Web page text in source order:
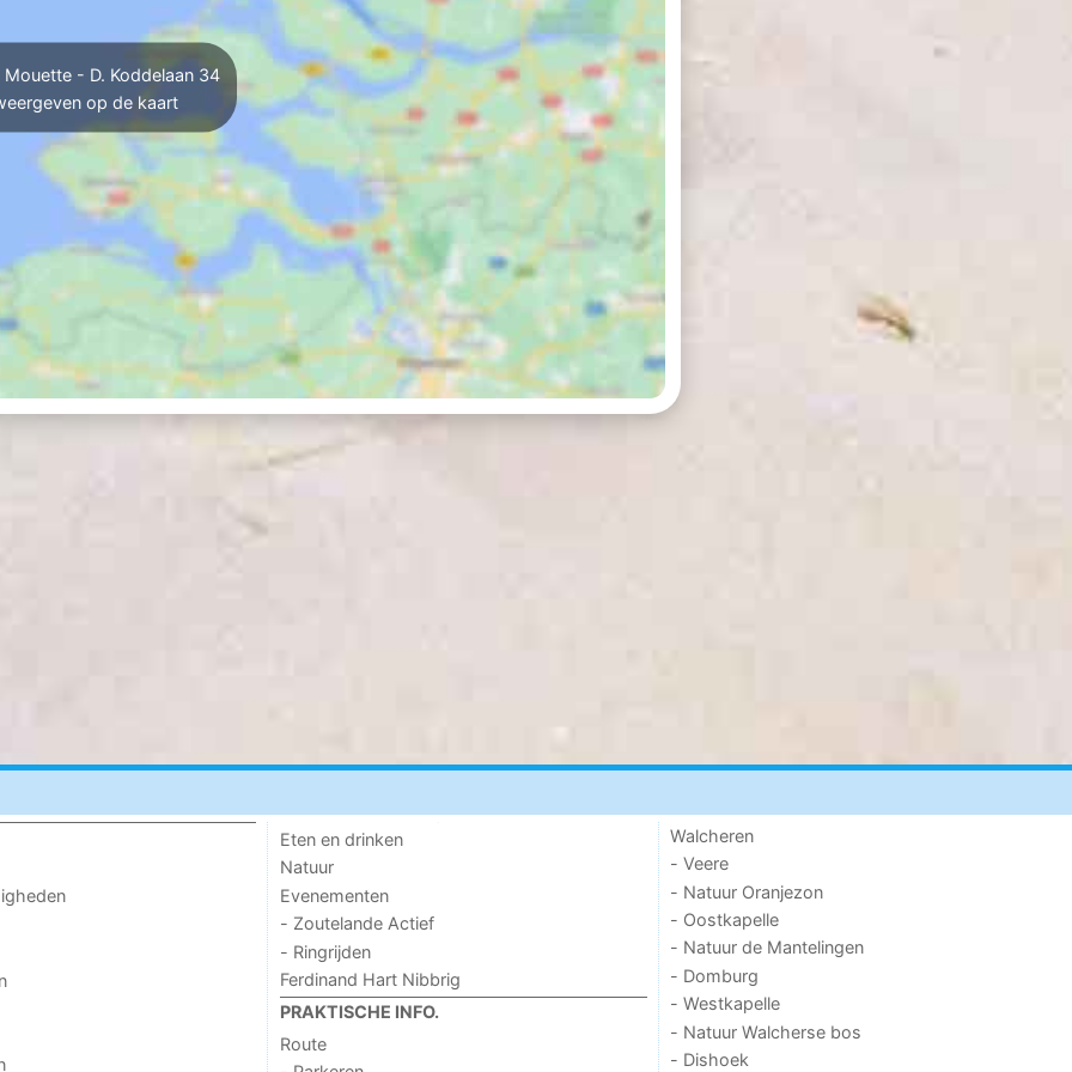
- D. Koddelaan 34
op de kaart
Eten en drinken
Natuur
Evenementen
- Zoutelande Actief
- Ringrijden
Ferdinand Hart Nibbrig
PRAKTISCHE INFO.
Route
Walcheren
- Veere
- Natuur Oranjezon
- Oostkapelle
- Natuur de Mantelingen
- Domburg
- Westkapelle
- Natuur Walcherse bos
- Dishoek